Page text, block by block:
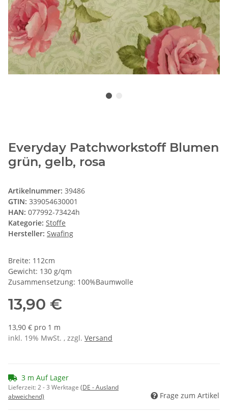
Everyday Patchworkstoff Blumen
grün, gelb, rosa
Artikelnummer: 39486
GTIN: 339054630001
HAN: 077992-73424h
Kategorie: Stoffe
Hersteller: Swafing
Breite: 112cm
Gewicht: 130 g/qm
Zusammensetzung: 100%Baumwolle
13,90 €
13,90 € pro 1 m
inkl. 19% MwSt. , zzgl. Versand
3 m Auf Lager
Lieferzeit:2 - 3 Werktage (DE - Ausland
abweichend)
Frage zum Artikel